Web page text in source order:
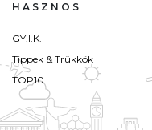
HASZNOS
GY.I.K.
Tippek & Trükkök
TOP10